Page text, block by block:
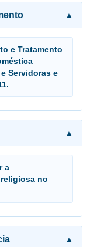
de Tabelas
e Ciência de
e Tratamento
Servidoras e
a
no